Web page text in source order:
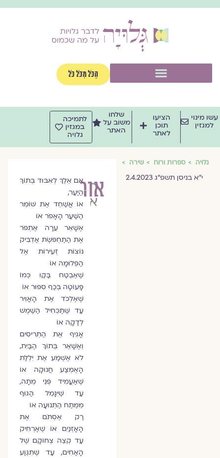
הַכֹּל מִכֹּל כֹּל
מינוי
למגזין
הציעו
תוכן
לאתר
שלחו
משוב על
האתר
לתמיכה
במגזין
גלויה
גלויה ספרות ורוח שירה
י״א בניסן תשפ״ג 2.4.2023 אור
רוני
אלדד
אִם אֵלֵךְ לְאִבּוּד בְּתוֹךְ
הַיַּעַר,
אוֹ אֲשַׁחֵד אֶת שׁוֹמֵר
הַשַּׁעַר הָאָפֹר אוֹ
אֶשָּׁאֵר עֵרָה אֶתְפֹּר
אֶת הַתַּחְפֹּשֶׂת אַדְבִּיק
נוֹצוֹת זְעִירוֹת אֶל
הַפְּלוּמָה אוֹ
שֶׁאֶבְטַח בַּקַּו כְּמוֹ
פָּעוֹטָה בְּכַף סִפּוּר אוֹ
שֶׁאֶלְכֹּד אֶת הָאֲוִיר
עַד שֶׁתַּכְחִיל הַשֶּׁמֶשׁ
לְדַקָּה אוֹ
אָגִיף אֶת הַתְּרִיסִים
וְאֶשָּׁאֵר בְּתוֹךְ הַבַּיִת,
לֹא אֶשְׁמַע אֶת יִלְלַת
הָאֶמְצַע חֲנוּקָה אוֹ
שֶׁאַעֲמִיד פְּנֵי מֵתָה,
עַד שֶׁיִּגָּמֵל הַגּוּף
מִמֶּתַח הַתְּנוּעָה אוֹ
רַק אֶסְתֹּם אֶת
הָאָזְנַיִם אוֹ שֶׁאַרְחִיק
עַד קְצֵה צְחוֹקָם שֶׁל
הָאַחִים, עַד שֶׁתִּגְוַע